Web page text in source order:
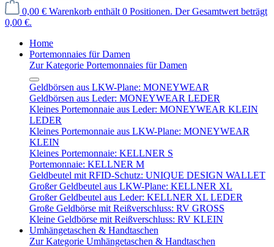
0,00 € Warenkorb enthält 0 Positionen. Der Gesamtwert beträgt
0,00 €.
Home
Portemonnaies für Damen
Zur Kategorie Portemonnaies für Damen
Geldbörsen aus LKW-Plane: MONEYWEAR
Geldbörsen aus Leder: MONEYWEAR LEDER
Kleines Portemonnaie aus Leder: MONEYWEAR KLEIN
LEDER
Kleines Portemonnaie aus LKW-Plane: MONEYWEAR
KLEIN
Kleines Portemonnaie: KELLNER S
Portemonnaie: KELLNER M
Geldbeutel mit RFID-Schutz: UNIQUE DESIGN WALLET
Großer Geldbeutel aus LKW-Plane: KELLNER XL
Großer Geldbeutel aus Leder: KELLNER XL LEDER
Große Geldbörse mit Reißverschluss: RV GROSS
Kleine Geldbörse mit Reißverschluss: RV KLEIN
Umhängetaschen & Handtaschen
Zur Kategorie Umhängetaschen & Handtaschen